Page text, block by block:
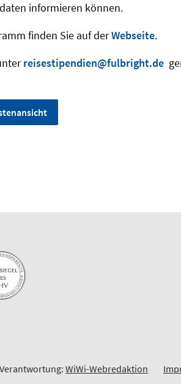
informieren können.
finden Sie auf derWebseite.
reisestipendien@fulbright.de
WiWi-Webredaktion